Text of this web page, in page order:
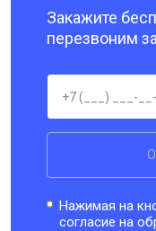
Закажите
перезвоним
Нажимая на
согласие на